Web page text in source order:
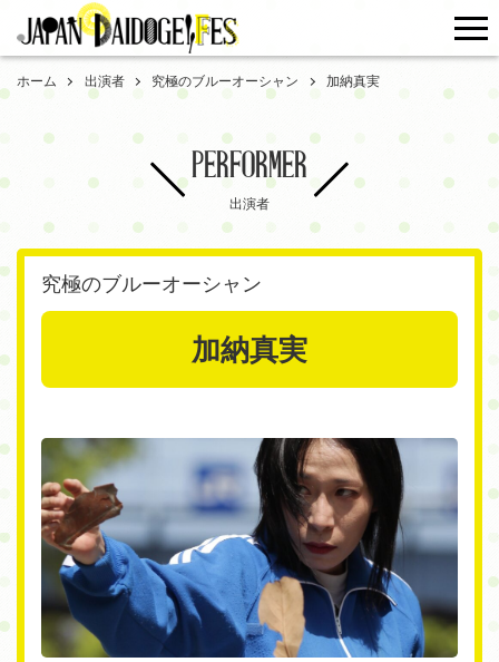
ホーム 出演者 究極のブルーオーシャン 加納真実
PERFORMER
出演者
究極のブルーオーシャン
加納真実